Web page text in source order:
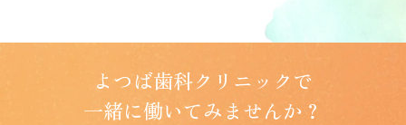
よつば歯科クリニックで
一緒に働いてみませんか？